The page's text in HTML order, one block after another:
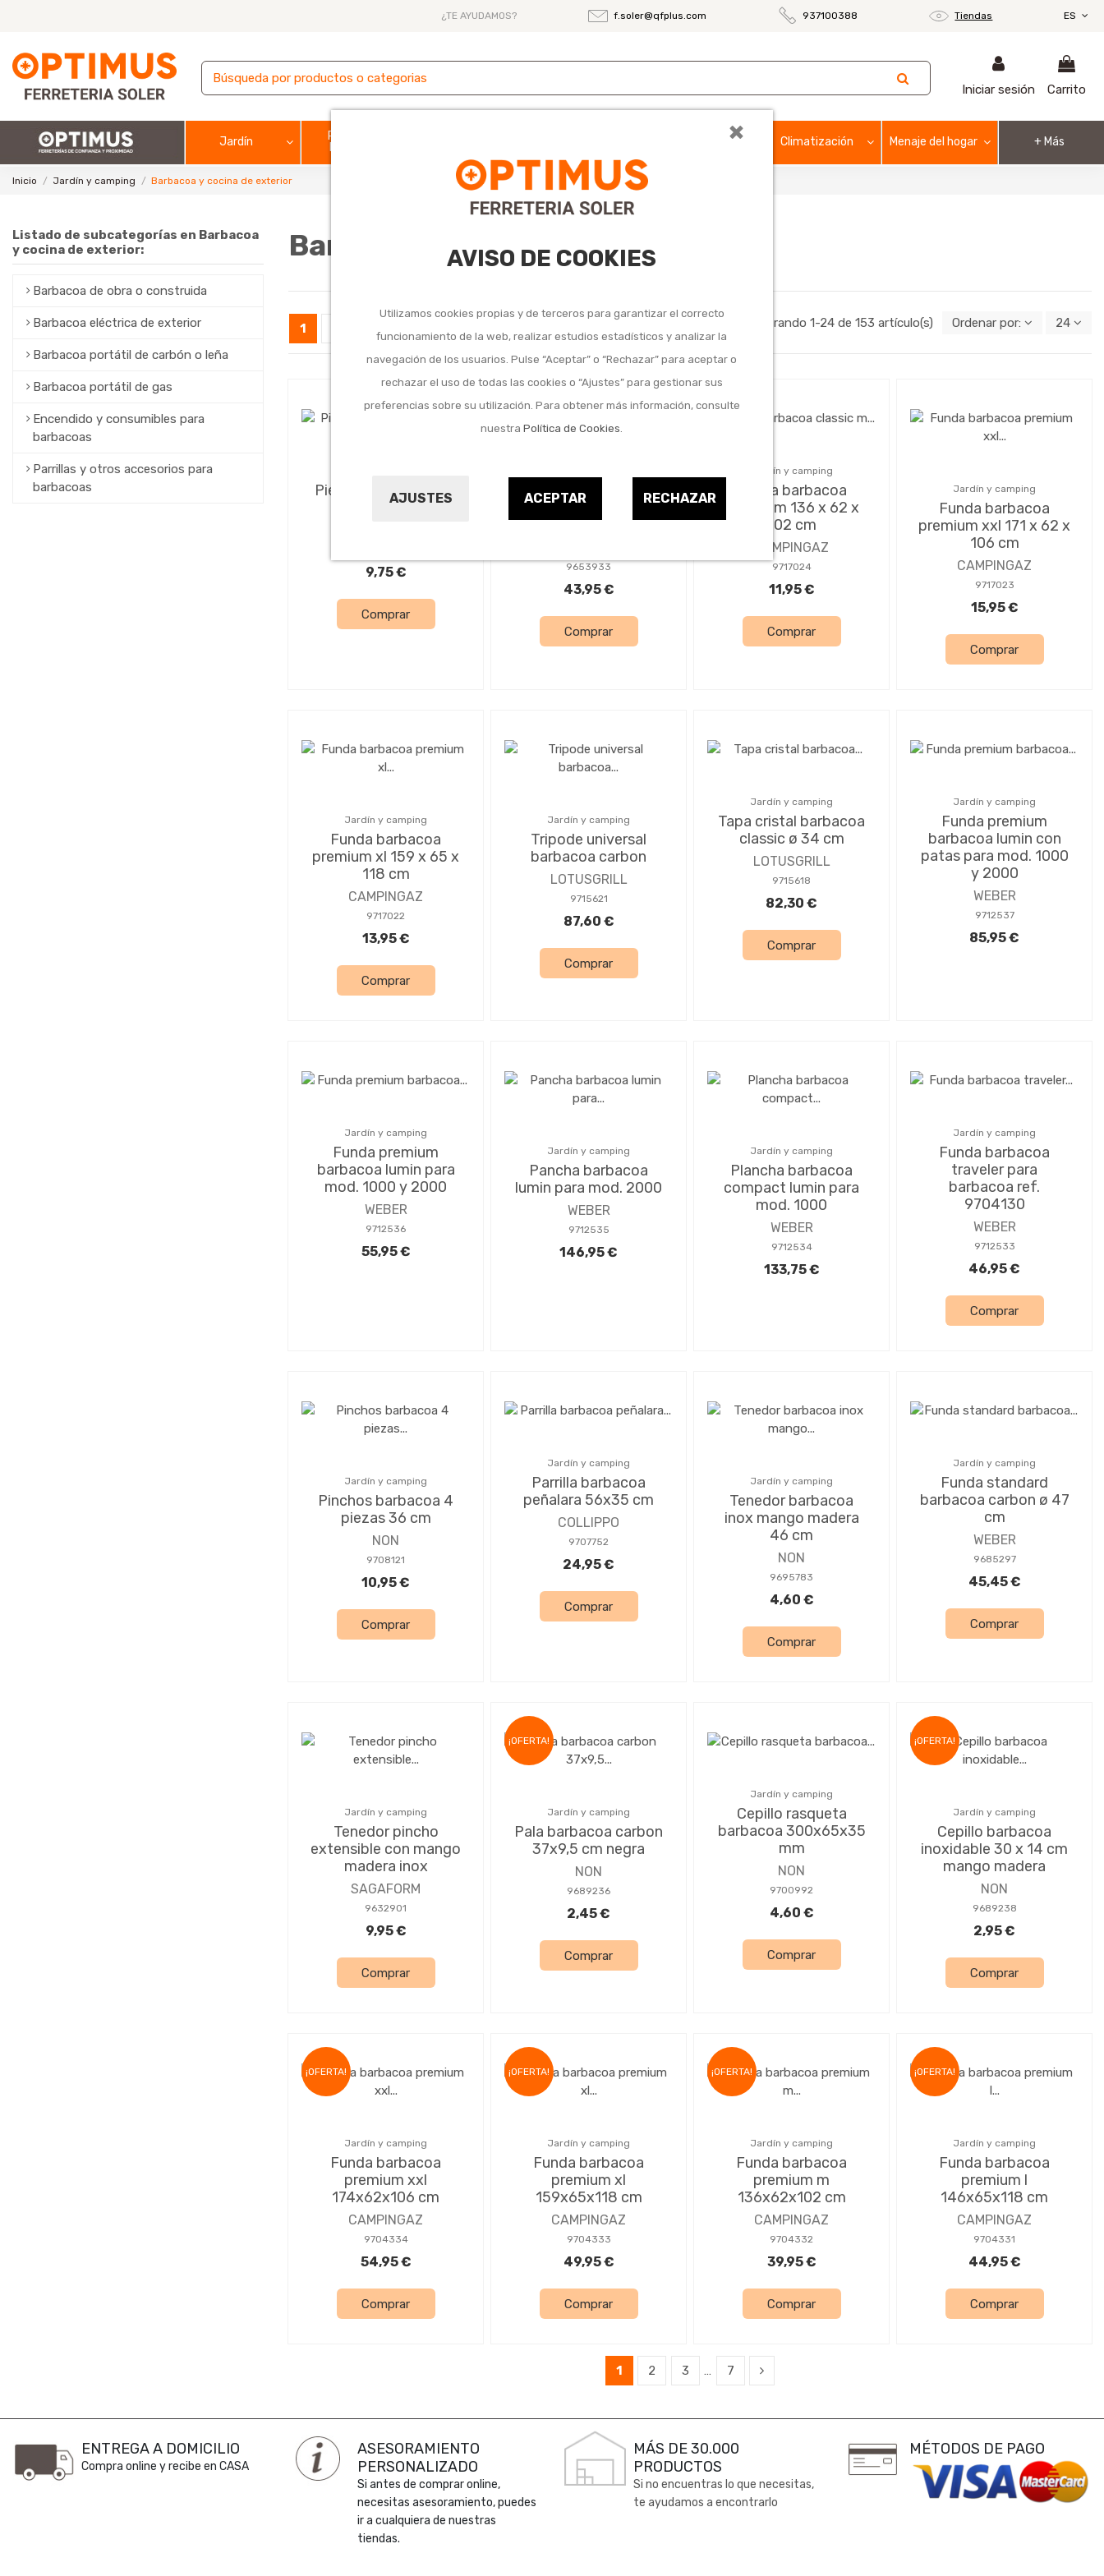
×
AVISO DE COOKIES
Utilizamos cookies propias y de terceros para garantizar el correcto
funcionamiento de la web, realizar estudios estadísticos y analizar la
navegación de los usuarios. Pulse “Aceptar” o “Rechazar” para aceptar o
rechazar el uso de todas las cookies o “Ajustes” para gestionar sus
preferencias sobre su utilización. Para obtener más información, consulte
nuestraPolítica de Cookies.
AJUSTES ACEPTAR RECHAZAR
¿TE AYUDAMOS? f.soler@qfplus.com 937100388 Tiendas ES
Iniciar sesión Carrito
Jardín
Pintura y
Climatización Menaje del hogar + Más
Inicio Jardín y camping Barbacoa y cocina de exterior
Listado de subcategorías en Barbacoa
y cocina de exterior:
Barbacoa de obra o construida
Barbacoa eléctrica de exterior
Barbacoa portátil de carbón o leña
Barbacoa portátil de gas
Encendido y consumibles para
barbacoas
Parrillas y otros accesorios para
barbacoas
Barbacoa y cocina de exterior
1 Mostrando 1-24 de 153 artículo(s) Ordenar por: 24
Piedra lava barbacoa
4 kg
9,75 €
Comprar
Parrilla barbacoa
extensible zinc
60/70x40 cm
9653933
43,95 €
Comprar
Jardín y camping
Funda barbacoa
classic m 136 x 62 x
102 cm
CAMPINGAZ
9717024
11,95 €
Comprar
Jardín y camping
Funda barbacoa
premium xxl 171 x 62 x
106 cm
CAMPINGAZ
9717023
15,95 €
Comprar
Jardín y camping
Funda barbacoa
premium xl 159 x 65 x
118 cm
CAMPINGAZ
9717022
13,95 €
Comprar
Jardín y camping
Tripode universal
barbacoa carbon
LOTUSGRILL
9715621
87,60 €
Comprar
Jardín y camping
Tapa cristal barbacoa
classic ø 34 cm
LOTUSGRILL
9715618
82,30 €
Comprar
Jardín y camping
Funda premium
barbacoa lumin con
patas para mod. 1000
y 2000
WEBER
9712537
85,95 €
Jardín y camping
Funda premium
barbacoa lumin para
mod. 1000 y 2000
WEBER
9712536
55,95 €
Jardín y camping
Pancha barbacoa
lumin para mod. 2000
WEBER
9712535
146,95 €
Jardín y camping
Plancha barbacoa
compact lumin para
mod. 1000
WEBER
9712534
133,75 €
Jardín y camping
Funda barbacoa
traveler para
barbacoa ref.
9704130
WEBER
9712533
46,95 €
Comprar
Jardín y camping
Pinchos barbacoa 4
piezas 36 cm
NON
9708121
10,95 €
Comprar
Jardín y camping
Parrilla barbacoa
peñalara 56x35 cm
COLLIPPO
9707752
24,95 €
Comprar
Jardín y camping
Tenedor barbacoa
inox mango madera
46 cm
NON
9695783
4,60 €
Comprar
Jardín y camping
Funda standard
barbacoa carbon ø 47
cm
WEBER
9685297
45,45 €
Comprar
Jardín y camping
Tenedor pincho
extensible con mango
madera inox
SAGAFORM
9632901
9,95 €
Comprar
¡OFERTA!
Jardín y camping
Pala barbacoa carbon
37x9,5 cm negra
NON
9689236
2,45 €
Comprar
Jardín y camping
Cepillo rasqueta
barbacoa 300x65x35
mm
NON
9700992
4,60 €
Comprar
¡OFERTA!
Jardín y camping
Cepillo barbacoa
inoxidable 30 x 14 cm
mango madera
NON
9689238
2,95 €
Comprar
¡OFERTA!
Jardín y camping
Funda barbacoa
premium xxl
174x62x106 cm
CAMPINGAZ
9704334
54,95 €
Comprar
¡OFERTA!
Jardín y camping
Funda barbacoa
premium xl
159x65x118 cm
CAMPINGAZ
9704333
49,95 €
Comprar
¡OFERTA!
Jardín y camping
Funda barbacoa
premium m
136x62x102 cm
CAMPINGAZ
9704332
39,95 €
Comprar
¡OFERTA!
Jardín y camping
Funda barbacoa
premium l
146x65x118 cm
CAMPINGAZ
9704331
44,95 €
Comprar
1 2 3 … 7
ENTREGA A DOMICILIO
Compra online y recibe en CASA
ASESORAMIENTO
PERSONALIZADO
Si antes de comprar online,
necesitas asesoramiento, puedes
ir a cualquiera de nuestras
tiendas.
MÁS DE 30.000
PRODUCTOS
Si no encuentras lo que necesitas,
te ayudamos a encontrarlo
MÉTODOS DE PAGO